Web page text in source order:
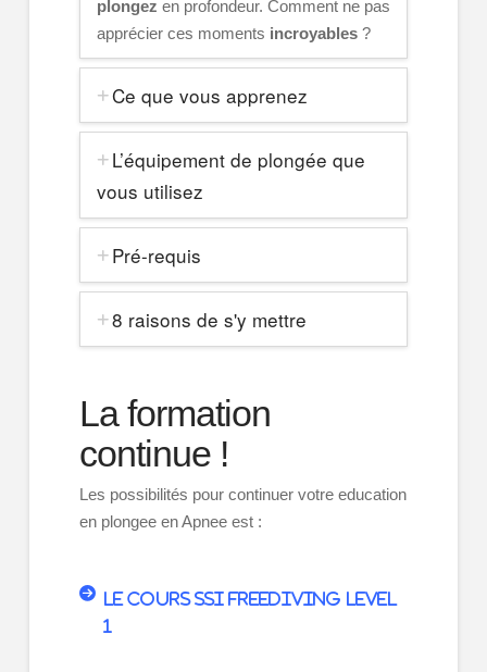
plongez en profondeur. Comment ne pas
apprécier ces moments incroyables?
Ce que vous apprenez
L’équipement de plongée que
vous utilisez
Pré-requis
8 raisons de s'y mettre
La formation
continue !
Les possibilités pour continuer votre education
en plongee en Apnee est :
Le cours SSI Freediving Level
1